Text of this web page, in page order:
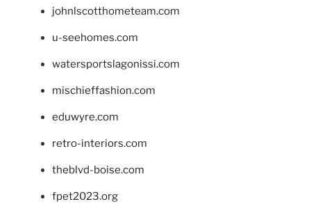
johnlscotthometeam.com
u-seehomes.com
watersportslagonissi.com
mischieffashion.com
eduwyre.com
retro-interiors.com
theblvd-boise.com
fpet2023.org